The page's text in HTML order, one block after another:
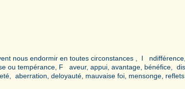
nous endormir en toutes circonstances , I
ou tempérance, F aveur, appui, avantage, bénéfice,
aberration, deloyauté, mauvaise foi, mensonge,